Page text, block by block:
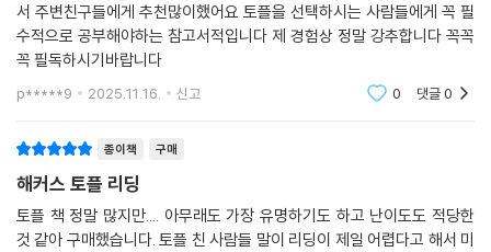
서 주변친구들에게 추천많이했어요 토플을 선택하시는 사람들에게 꼭 필
수적으로 공부해야하는 참고서적입니다 제 경험상 정말 강추합니다 꼭꼭
꼭 필독하시기바랍니다
p*****9 2025.11.16. 신고 0 댓글0
종이책 구매
해커스 토플 리딩
토플 책 정말 많지만.... 아무래도 가장 유명하기도 하고 난이도도 적당한
것 같아 구매했습니다. 토플 친 사람들 말이 리딩이 제일 어렵다고 해서 미